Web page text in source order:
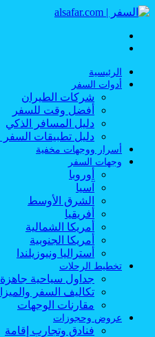
الرئيسية
أدوات السفر
شركات الطيران
أفضل وقت للسفر
دليل المسافر الذكي
دليل تطبيقات
أسرار ووجهات مخفية
وجهات السفر
أوروبا
آسيا
الشرق الأوسط
أفريقيا
أمريكا الشمالية
أمريكا الجنوبية
أستراليا ونيوزيلندا
تخطيط الرحلات
جداول سياحية جاهزة
تكاليف السفر
مقارنات الوجهات
عروض وحجوزات
فنادق وتجارب إقامة